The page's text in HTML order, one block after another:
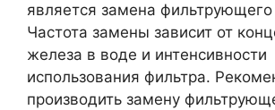
является замена
Частота замены зависит от
железа в воде и интенсивности
использования фильтра.
производить замену